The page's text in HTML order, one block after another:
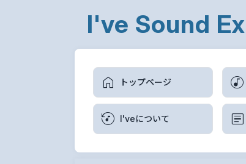
I've Sound
トップページ
I'veについて